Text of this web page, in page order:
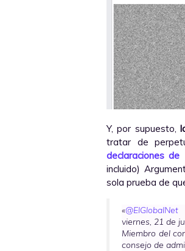
Y, por supuesto,
tratar de
declaraciones de
incluido)
sola prueba de
«@ElGlobalNet
viernes, 21 de
Miembro del
consejo de